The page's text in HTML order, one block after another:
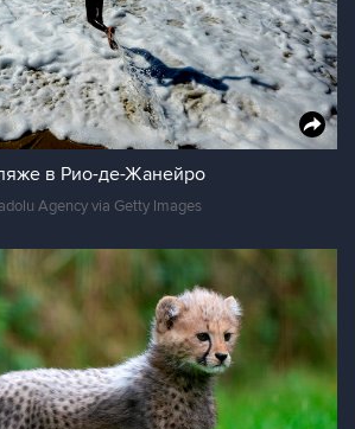
в Рио-де-Жанейро
Agency via Getty Images